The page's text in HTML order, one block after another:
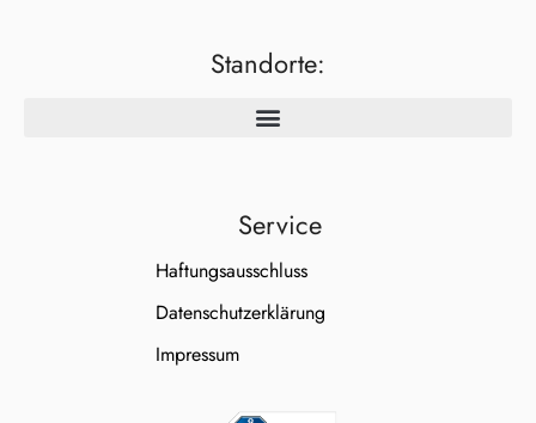
Standorte:
Service
Haftungsausschluss
Datenschutzerklärung
Impressum